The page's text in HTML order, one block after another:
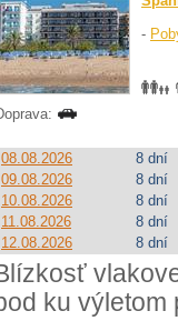
-
08.08.2026
8 dní
09.08.2026
8 dní
10.08.2026
8 dní
11.08.2026
8 dní
12.08.2026
8 dní
ku